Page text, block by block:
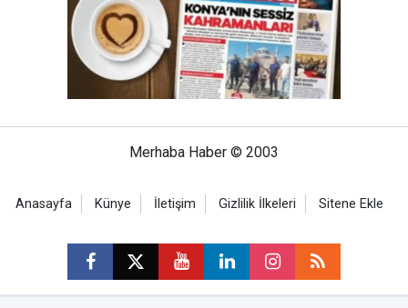
Merhaba Haber © 2003
Anasayfa Künye İletişim Gizlilik İlkeleri Sitene Ekle